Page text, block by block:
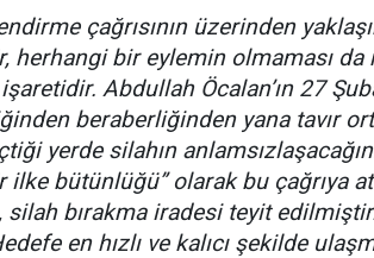
çağrısının üzerinden
herhangi bir eylemin olmaması
Abdullah Öcalan’ın 27
beraberliğinden yana tavır
yerde silahın
ilke bütünlüğü” olarak bu çağrıya
bırakma iradesi teyit
en hızlı ve kalıcı şekilde